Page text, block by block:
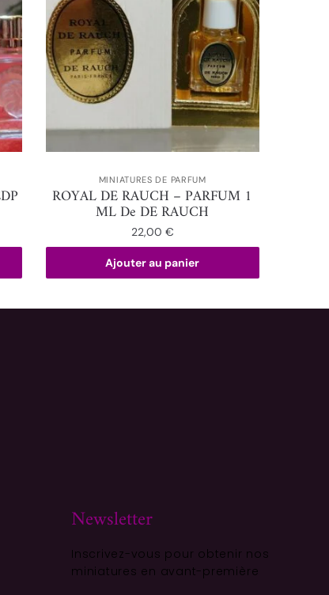
MINIATURES DE PARFUM
ROYAL DE RAUCH – PARFUM 1
ML De DE RAUCH
22,00 €
Ajouter au panier
Newsletter
Inscrivez-vous pour obtenir nos
miniatures en avant-première